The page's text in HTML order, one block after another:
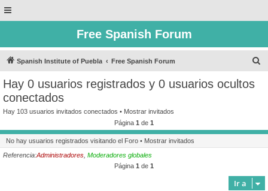
Free Spanish Forum
Spanish Institute of Puebla Free Spanish Forum
r
Hay 0 usuarios registrados y 0 usuarios ocultos
conectados
Hay 103 usuarios invitados conectados • Mostrar invitados
Página 1 de 1
No hay usuarios registrados visitando el Foro • Mostrar invitados
Referencia:Administradores Moderadores globales
Página 1 de 1
Ir a